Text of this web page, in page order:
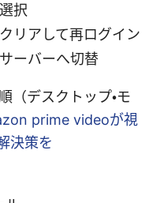
択
リアして再ログイン
ーバーへ切替
（デスクトップ・モ
prime videoが視
決策を